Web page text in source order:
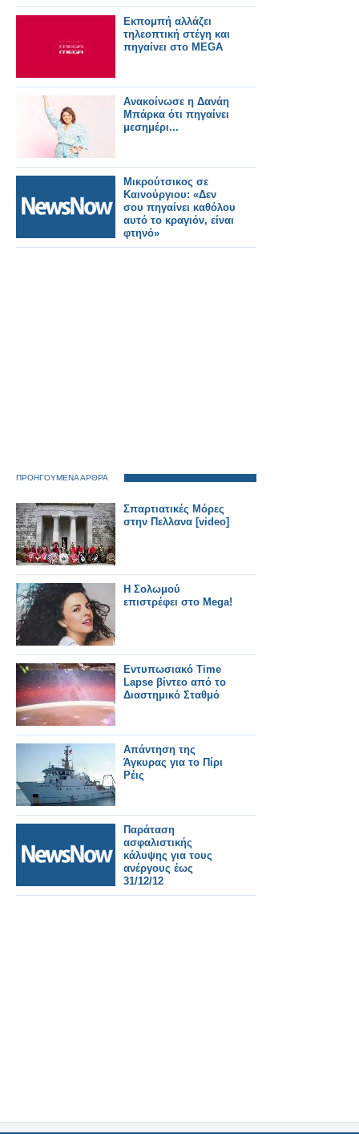
Εκπομπή αλλάζει
τηλεοπτική στέγη και
πηγαίνει στο MEGA
Ανακοίνωσε η Δανάη
Μπάρκα ότι πηγαίνει
μεσημέρι...
Μικρούτσικος σε
Καινούργιου: «Δεν
σου πηγαίνει καθόλου
αυτό το κραγιόν, είναι
φτηνό»
ΠΡΟΗΓΟΥΜΕΝΑ ΑΡΘΡΑ
Σπαρτιατικές Mόρες
στην Πελλανα [video]
Η Σολωμού
επιστρέφει στο Mega!
Eντυπωσιακό Time
Lapse βίντεο από το
Διαστημικό Σταθμό
Απάντηση της
Άγκυρας για το Πίρι
Ρέις
Παράταση
ασφαλιστικής
κάλυψης για τους
ανέργους έως
31/12/12